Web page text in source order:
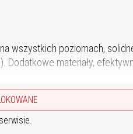
wszystkich poziomach,
Dodatkowe materiały,